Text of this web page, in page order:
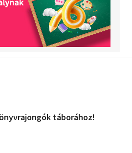
táborához!